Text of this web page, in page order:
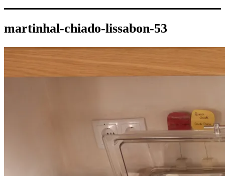
martinhal-chiado-lissabon-53